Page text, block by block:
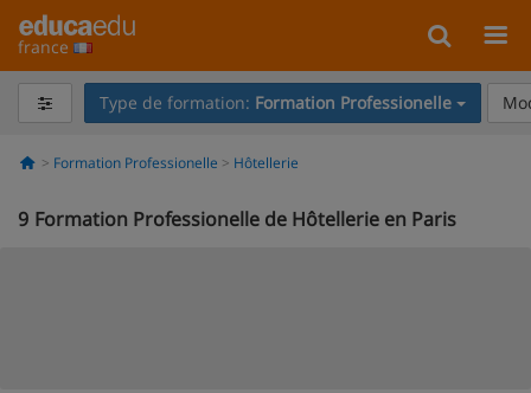
france
Type de formation: Formation Professionelle
Formation Professionelle Hôtellerie
9 Formation Professionelle de Hôtellerie en Paris